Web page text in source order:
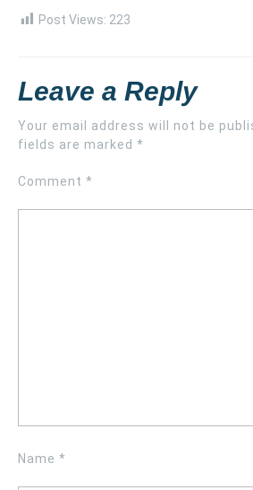
Post Views: 223
Leave a Reply
Your email address will not be
fields are marked *
Comment *
Name *